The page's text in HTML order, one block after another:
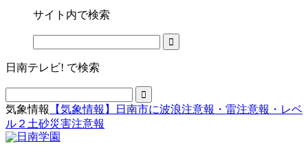
サイト内で検索
日南テレビ! で検索
気象情報
【気象情報】日南市に波浪注意報・雷注意報・レベ
ル２土砂災害注意報